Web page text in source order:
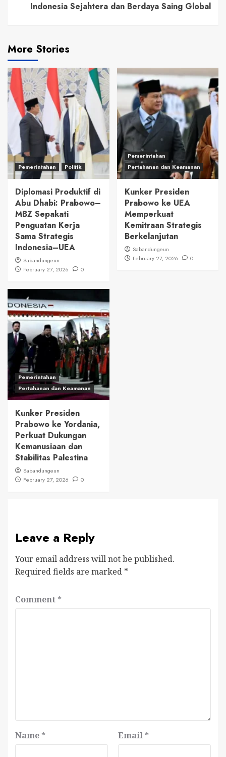
Indonesia Sejahtera dan Berdaya Saing Global
More Stories
Pemerintahan Politik
Diplomasi Produktif di
Abu Dhabi: Prabowo–
MBZ Sepakati
Penguatan Kerja
Sama Strategis
Indonesia–UEA
Sabandungeun
February 27, 2026
0
Pemerintahan
Pertahanan dan Keamanan
Kunker Presiden
Prabowo ke UEA
Memperkuat
Kemitraan Strategis
Berkelanjutan
Sabandungeun
February 27, 2026
0
Pemerintahan
Pertahanan dan Keamanan
Kunker Presiden
Prabowo ke Yordania,
Perkuat Dukungan
Kemanusiaan dan
Stabilitas Palestina
Sabandungeun
February 27, 2026
0
Leave a Reply
Your email address will not be published.
Required fields are marked *
Comment *
Name * Email *